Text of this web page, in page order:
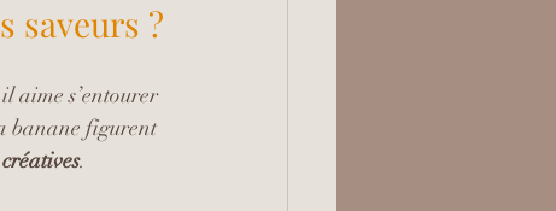
saveurs ?
aime s’entourer
banane figurent
.